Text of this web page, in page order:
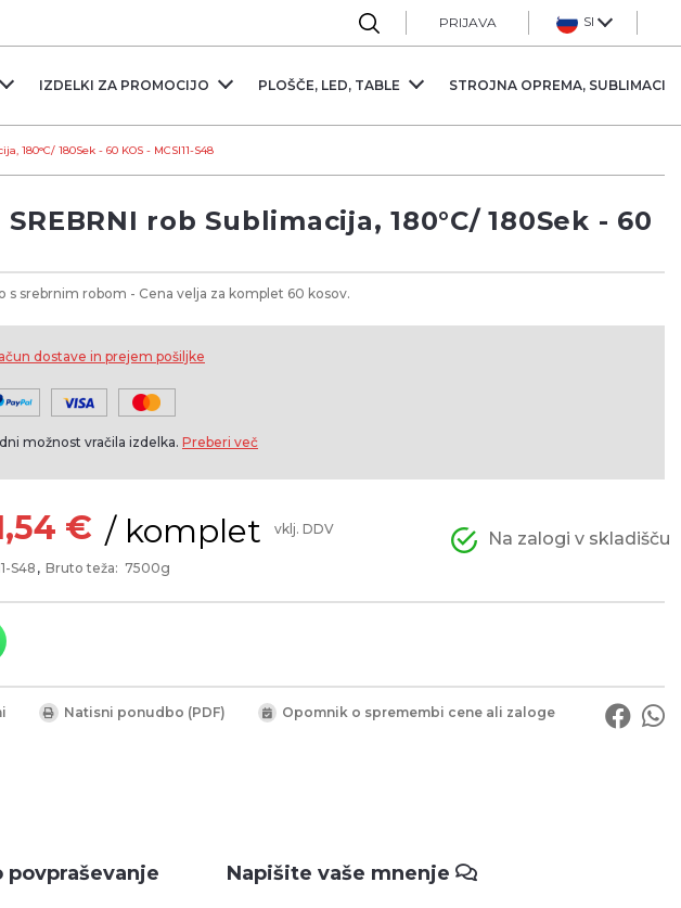
PRIJAVA Sl
IZDELKI ZA PROMOCIJO PLOŠČE, LED, TABLE STROJNA OPREMA,
180°C/ 180Sek - 60 KOS - MCSI11-S48
rob Sublimacija, 180°C/ 180Sek - 60
s srebrnim robom - Cena velja za komplet 60 kosov.
dostave in prejem pošiljke
možnost vračila izdelka. Preberi več
€ / komplet vklj. DDV
S48 Bruto teža: 7500g
Na zalogi v skladišču
Natisni ponudbo (PDF) Opomnik o spremembi cene ali zaloge
povpraševanje Napišite vaše mnenje